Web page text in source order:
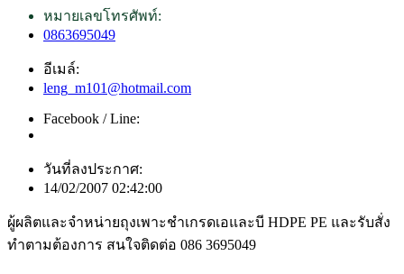
หมายเลขโทรศัพท์:
0863695049
อีเมล์:
leng_m101@hotmail.com
Facebook / Line:
วันที่ลงประกาศ:
14/02/2007 02:42:00
ผู้ผลิตและจำหน่ายถุงเพาะชำเกรดเอและบี HDPE PE และรับสั่ง
ทำตามต้องการ สนใจติดต่อ 086 3695049